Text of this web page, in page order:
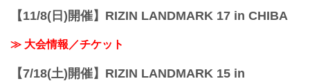
【11/8(日)開催】RIZIN LANDMARK 17 in CHIBA
≫ 大会情報／チケット
【7/18(土)開催】RIZIN LANDMARK 15 in